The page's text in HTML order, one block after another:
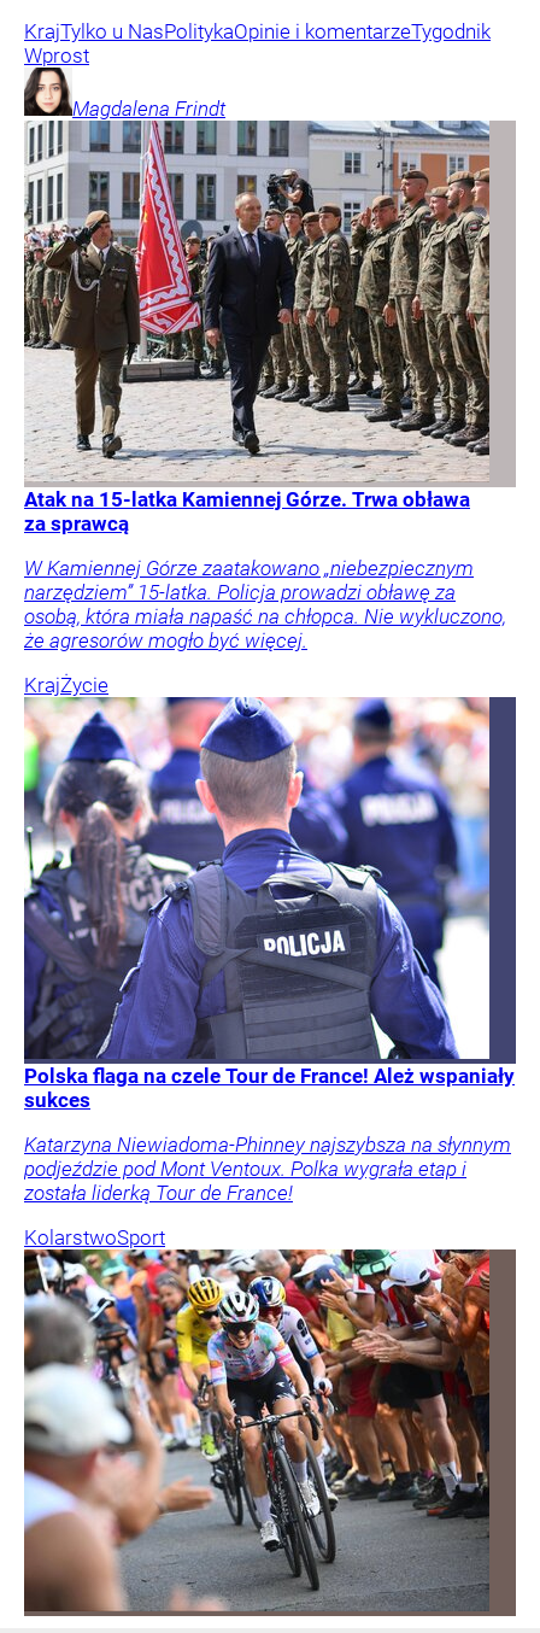
KrajTylko u NasPolitykaOpinie i komentarzeTygodnik
Wprost
Magdalena Frindt
Atak na 15-latka Kamiennej Górze. Trwa obława
za sprawcą
W Kamiennej Górze zaatakowano „niebezpiecznym
narzędziem” 15-latka. Policja prowadzi obławę za
osobą, która miała napaść na chłopca. Nie wykluczono,
że agresorów mogło być więcej.
KrajŻycie
Polska flaga na czele Tour de France! Ależ wspaniały
sukces
Katarzyna Niewiadoma-Phinney najszybsza na słynnym
podjeździe pod Mont Ventoux. Polka wygrała etap i
została liderką Tour de France!
KolarstwoSport